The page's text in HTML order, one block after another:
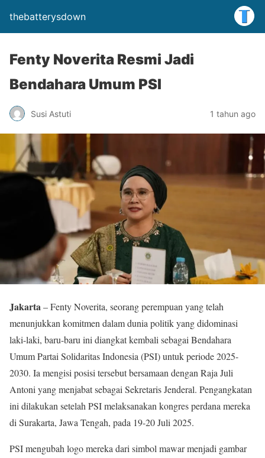
thebatterysdown
Fenty Noverita Resmi Jadi
Bendahara Umum PSI
Susi Astuti 1 tahun ago
Jakarta– Fenty Noverita, seorang perempuan yang telah
menunjukkan komitmen dalam dunia politik yang didominasi
laki-laki, baru-baru ini diangkat kembali sebagai Bendahara
Umum Partai Solidaritas Indonesia (PSI) untuk periode 2025-
2030. Ia mengisi posisi tersebut bersamaan dengan Raja Juli
Antoni yang menjabat sebagai Sekretaris Jenderal. Pengangkatan
ini dilakukan setelah PSI melaksanakan kongres perdana mereka
di Surakarta, Jawa Tengah, pada 19-20 Juli 2025.
PSI mengubah logo mereka dari simbol mawar menjadi gambar